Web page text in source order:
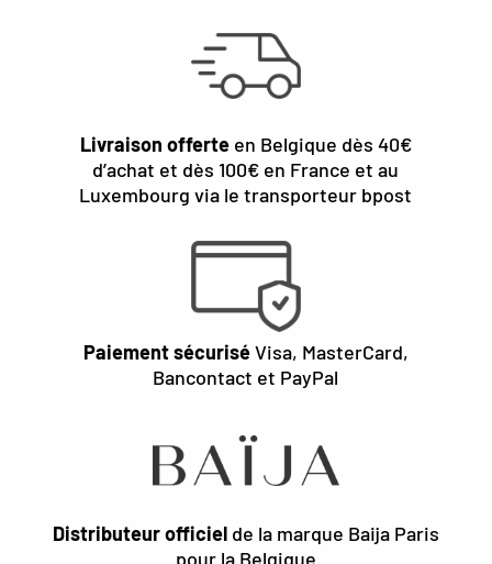
Livraison offerteen Belgique dès 40€
d’achat et dès 100€ en France et au
Luxembourg via le transporteur bpost
Paiement sécuriséVisa, MasterCard,
Bancontact et PayPal
Distributeur officielde la marque Baija Paris
pour la Belgique